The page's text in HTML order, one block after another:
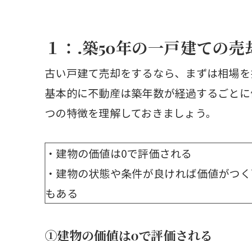
１：.築50年の一戸建ての売
古い戸建て売却をするなら、まずは相場を
基本的に不動産は築年数が経過するごと
つの特徴を理解しておきましょう。
・建物の価値は0で評価される
・建物の状態や条件が良ければ価値がつ
もある
①建物の価値は0で評価される